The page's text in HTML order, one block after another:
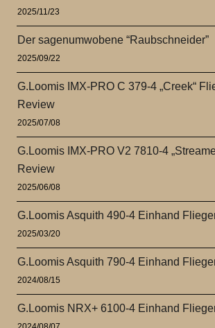
2025/11/23
Der sagenumwobene “Raubschneider”
2025/09/22
G.Loomis IMX-PRO C 379-4 „Creek“
Review
2025/07/08
G.Loomis IMX-PRO V2 7810-4
Review
2025/06/08
G.Loomis Asquith 490-4 Einhand
2025/03/20
G.Loomis Asquith 790-4 Einhand
2024/08/15
G.Loomis NRX+ 6100-4 Einhand